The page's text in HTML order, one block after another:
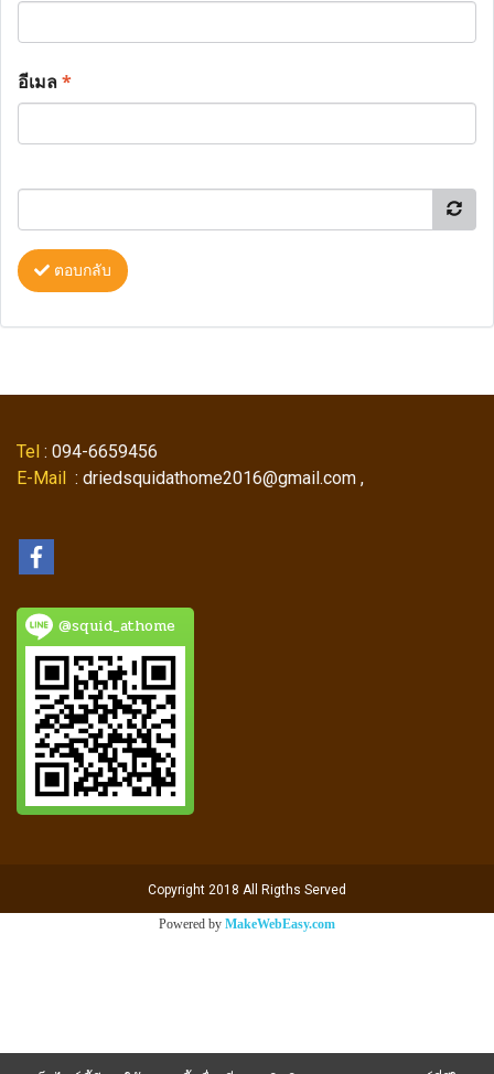
อีเมล*
ตอบกลับ
Tel : 094-6659456
E-Mail : driedsquidathome2016@gmail.com ,
@squid_athome
Copyright 2018 All Rigths Served
Powered by MakeWebEasy.com